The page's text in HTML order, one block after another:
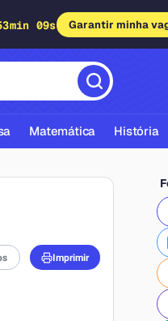
08s Garantir minha
Matemática História
Imprimir